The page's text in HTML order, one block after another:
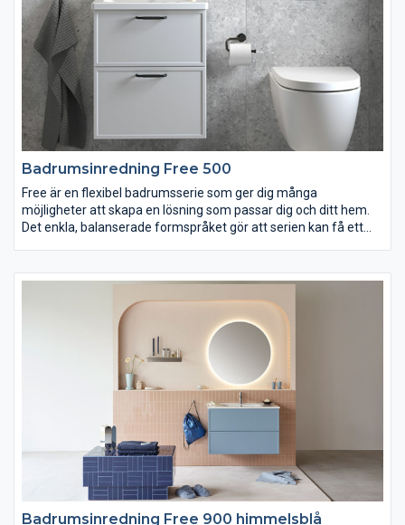
Badrumsinredning Free 500
Free är en flexibel badrumsserie som ger dig många
möjligheter att skapa en lösning som passar dig och ditt hem.
Det enkla, balanserade formspråket gör att serien kan få ett
är smalare och grundare än vad som är vanligt och perfekt för
stor valfrihet och personliga lösningar. Designad för Vedum av
Free finns i bredderna 415, 515, 615 och 915 mm.
Badrumsinredning Free 900 himmelsblå